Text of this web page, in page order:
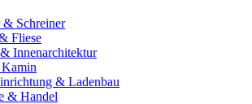
& Schreiner
Fliese
Innenarchitektur
& Ladenbau
& Handel